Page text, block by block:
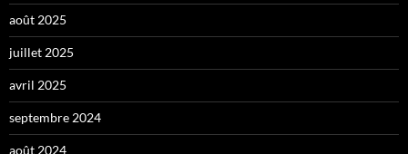
août 2025
juillet 2025
avril 2025
septembre 2024
août 2024